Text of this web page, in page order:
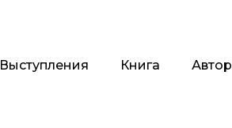
Выступления Книга Автор